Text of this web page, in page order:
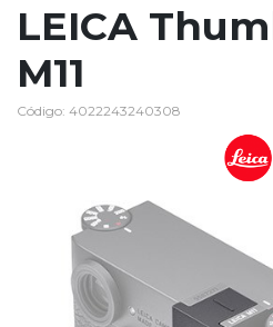
LEICA
M11
Código: 4022243240308